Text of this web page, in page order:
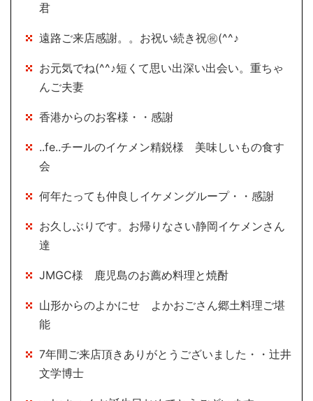
君
遠路ご来店感謝。。お祝い続き祝㊗(^^♪
お元気でね(^^♪短くて思い出深い出会い。重ちゃ
んご夫妻
香港からのお客様・・感謝
..fe..チールのイケメン精鋭様 美味しいもの食す
会
何年たっても仲良しイケメングループ・・感謝
お久しぶりです。お帰りなさい静岡イケメンさん
達
JMGC様 鹿児島のお薦め料理と焼酎
山形からのよかにせ よかおごさん郷土料理ご堪
能
7年間ご来店頂きありがとうございました・・辻井
文学博士